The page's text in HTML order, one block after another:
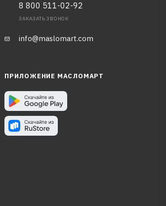
8 800 511-02-92
ЗАКАЗАТЬ ЗВОНОК
info@maslomart.com
ПРИЛОЖЕНИЕ МАСЛОМАРТ